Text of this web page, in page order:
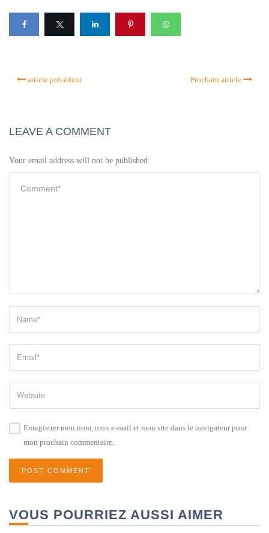
article précédent Prochain article
LEAVE A COMMENT
Your email address will not be published.
Enregistrer mon nom, mon e-mail et mon site dans le navigateur pour
mon prochain commentaire.
VOUS POURRIEZ AUSSI AIMER